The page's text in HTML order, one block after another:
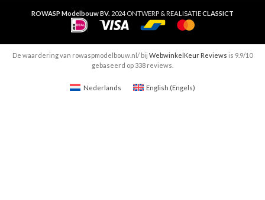
ROWASP Modelbouw BV. 2024 ONTWERP & REALISATIECLASSICT
De waardering van rowaspmodelbouw.nl/ bij WebwinkelKeur Reviews is 9.9/10
gebaseerd op 338 reviews.
Nederlands English (Engels)